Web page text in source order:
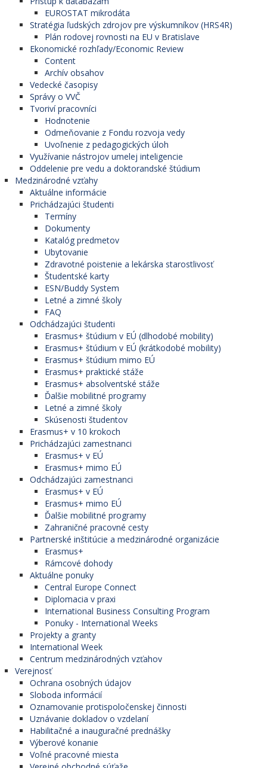
EUROSTAT mikrodáta
Stratégia ľudských zdrojov pre výskumníkov (HRS4R)
Plán rodovej rovnosti na EU v Bratislave
Ekonomické rozhľady/Economic Review
Content
Archív obsahov
Vedecké časopisy
Správy o VVČ
Tvoriví pracovníci
Hodnotenie
Odmeňovanie z Fondu rozvoja vedy
Uvoľnenie z pedagogických úloh
Využívanie nástrojov umelej inteligencie
Oddelenie pre vedu a doktorandské štúdium
Medzinárodné vzťahy
Aktuálne informácie
Prichádzajúci študenti
Termíny
Dokumenty
Katalóg predmetov
Ubytovanie
Zdravotné poistenie a lekárska starostlivosť
Študentské karty
ESN/Buddy System
Letné a zimné školy
FAQ
Odchádzajúci študenti
Erasmus+ štúdium v EÚ (dlhodobé mobility)
Erasmus+ štúdium v EÚ (krátkodobé mobility)
Erasmus+ štúdium mimo EÚ
Erasmus+ praktické stáže
Erasmus+ absolventské stáže
Ďalšie mobilitné programy
Letné a zimné školy
Skúsenosti študentov
Erasmus+ v 10 krokoch
Prichádzajúci zamestnanci
Erasmus+ v EÚ
Erasmus+ mimo EÚ
Odchádzajúci zamestnanci
Erasmus+ v EÚ
Erasmus+ mimo EÚ
Ďalšie mobilitné programy
Zahraničné pracovné cesty
Partnerské inštitúcie a medzinárodné organizácie
Erasmus+
Rámcové dohody
Aktuálne ponuky
Central Europe Connect
Diplomacia v praxi
International Business Consulting Program
Ponuky - International Weeks
Projekty a granty
International Week
Centrum medzinárodných vzťahov
Verejnosť
Ochrana osobných údajov
Sloboda informácií
Oznamovanie protispoločenskej činnosti
Uznávanie dokladov o vzdelaní
Habilitačné a inauguračné prednášky
Výberové konanie
Voľné pracovné miesta